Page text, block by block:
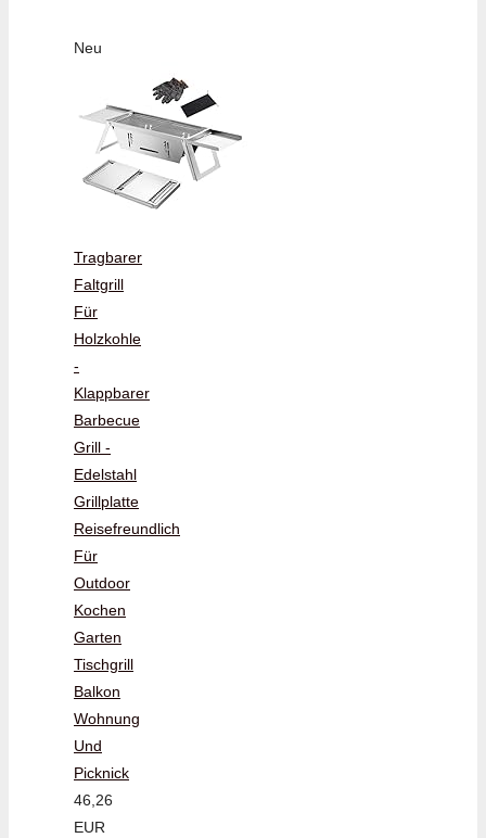
Neu
Tragbarer
Faltgrill
Für
Holzkohle
-
Klappbarer
Barbecue
Grill -
Edelstahl
Grillplatte
Reisefreundlich
Für
Outdoor
Kochen
Garten
Tischgrill
Balkon
Wohnung
Und
Picknick
46,26
EUR